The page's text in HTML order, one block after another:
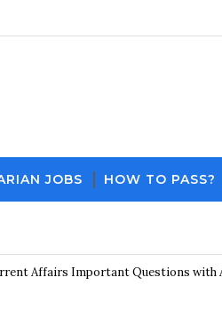
JOBS HOW TO PASS?
Affairs Important Questions with
Download PDF File and Notes